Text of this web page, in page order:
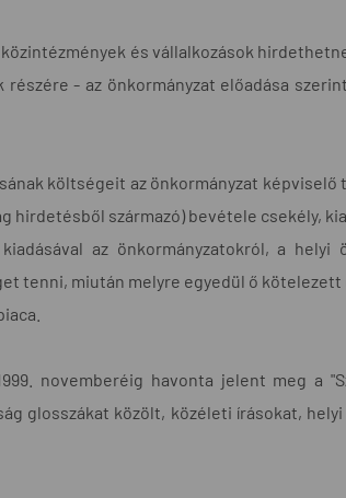
és vállalkozások
részére - az önkormányzat előadása
költségeit az önkormányzat
hirdetésből származó) bevétele csekély,
az önkormányzatokról, a helyi
tenni, miután melyre egyedül ő
novemberéig havonta jelent meg a
glosszákat közölt, közéleti írásokat,